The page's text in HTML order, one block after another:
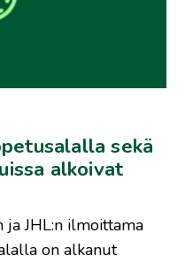
sekä
alkoivat
ja JHL:n ilmoittama
on alkanut